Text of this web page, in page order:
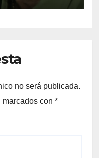
no será publicada.
marcados con *